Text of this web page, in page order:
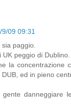
9/09 09:31
paggio.
peggio di Dublino.
la concentrazione
ed in pieno
gente danneggiare